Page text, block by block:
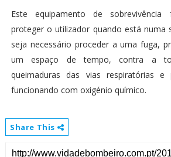
Este equipamento de
proteger o utilizador quando está numa
seja necessário proceder a uma fuga,
um espaço de tempo, contra a
queimaduras das vias respiratórias e
funcionando com oxigénio químico.
Share This